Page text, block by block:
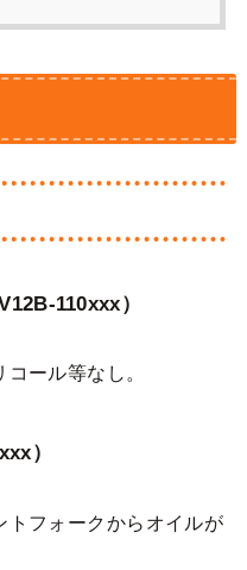
110xxx）
ール等なし。
）
トフォークからオイルが